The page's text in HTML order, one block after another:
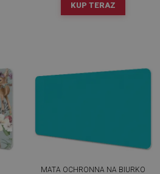
KUP TERAZ
MATA OCHRONNA NA BIURKO